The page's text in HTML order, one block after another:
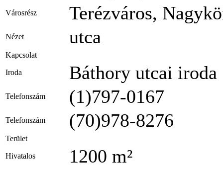
Városrész Terézváros,
Nézet utca
Kapcsolat
Iroda Báthory utcai iroda
Telefonszám (1)797-0167
Telefonszám (70)978-8276
Terület
Hivatalos 1200 m²